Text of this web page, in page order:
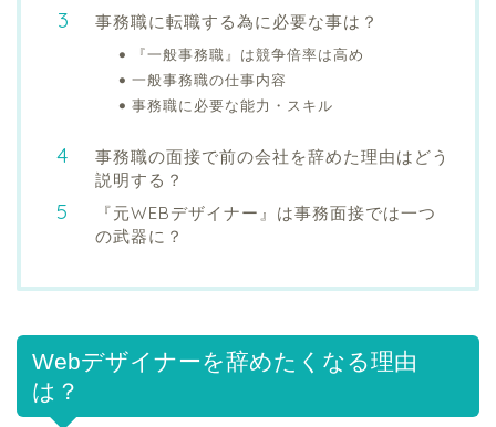
事務職に転職する為に必要な事は？
『一般事務職』は競争倍率は高め
一般事務職の仕事内容
事務職に必要な能力・スキル
事務職の面接で前の会社を辞めた理由はどう
説明する？
『元WEBデザイナー』は事務面接では一つ
の武器に？
Webデザイナーを辞めたくなる理由
は？